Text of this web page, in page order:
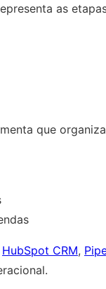
as
que
HubSpot CRM,